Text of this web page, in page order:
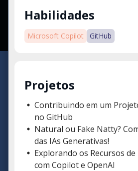
Habilidades
Microsoft Copilot GitHub
Projetos
Contribuindo em um
no GitHub
Natural ou Fake Natty?
das IAs Generativas!
Explorando os Recursos
com Copilot e OpenAI